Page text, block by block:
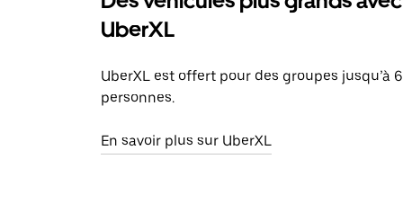
UberXL
UberXL est offert pour des groupes jusqu’à 6
personnes.
En savoir plus sur UberXL